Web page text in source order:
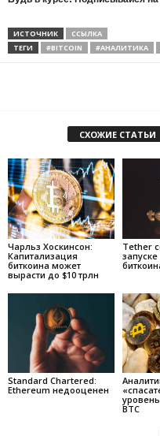
ИСТОЧНИК
ССЫЛКА
ТЕГИ
#BITCOIN #АНАЛИТИКА
СХОЖИЕ СТАТЬИ
Чарльз Хоскинсон:
Капитализация
биткоина может
вырасти до $10 трлн
Tether
запуске
Standard Chartered:
Ethereum недооценен
BTC